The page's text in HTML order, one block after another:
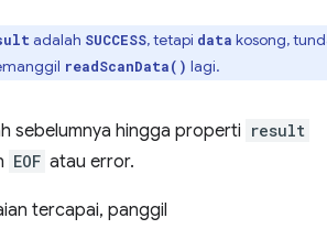
adalah SUCCESS, tetapi data kosong,
readScanData() lagi.
sebelumnya hingga properti result
EOF atau error.
tercapai, panggil